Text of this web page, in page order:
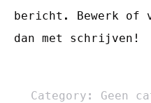
bericht. Bewerk
dan met schrijven!
Category: Geen